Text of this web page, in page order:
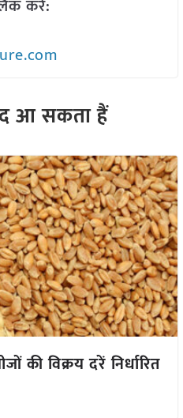
करें:
आ सकता हैं
की विक्रय दरें निर्धारित